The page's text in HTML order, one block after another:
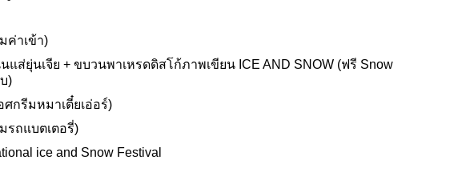
ค่าเข้า)
ส่ยุ่นเจีย + ขบวนพาเหรดดิสโก้ภาพเขียน ICE AND SNOW (ฟรี Snow
)
กรีมหมาเตี๋ยเอ่อร์)
รถแบตเตอรี่)
ice and Snow Festival